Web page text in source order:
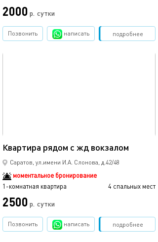
2000 р. сутки
подробнее
Позвонить написать Забронировать
Квартира рядом с жд вокзалом
Саратов, ул.имени И.А. Слонова, д.42/48
моментальное бронирование
1-комнатная квартира
4 спальных мест
2500 р. сутки
подробнее
Позвонить написать Забронировать